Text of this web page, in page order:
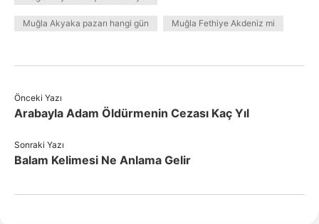
Muğla Akyaka pazarı hangi gün Muğla Fethiye Akdeniz mi
Önceki Yazı
Arabayla Adam Öldürmenin Cezası Kaç Yıl
Sonraki Yazı
Balam Kelimesi Ne Anlama Gelir